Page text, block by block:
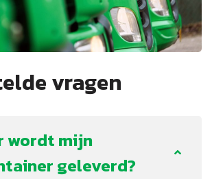
vragen
wordt mijn
geleverd?